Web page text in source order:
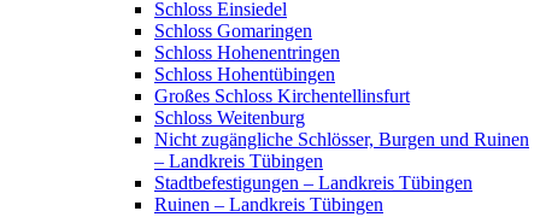
Schloss Einsiedel
Schloss Gomaringen
Schloss Hohenentringen
Schloss Hohentübingen
Großes Schloss Kirchentellinsfurt
Schloss Weitenburg
Nicht zugängliche Schlösser, Burgen und Ruinen
– Landkreis Tübingen
Stadtbefestigungen – Landkreis Tübingen
Ruinen – Landkreis Tübingen